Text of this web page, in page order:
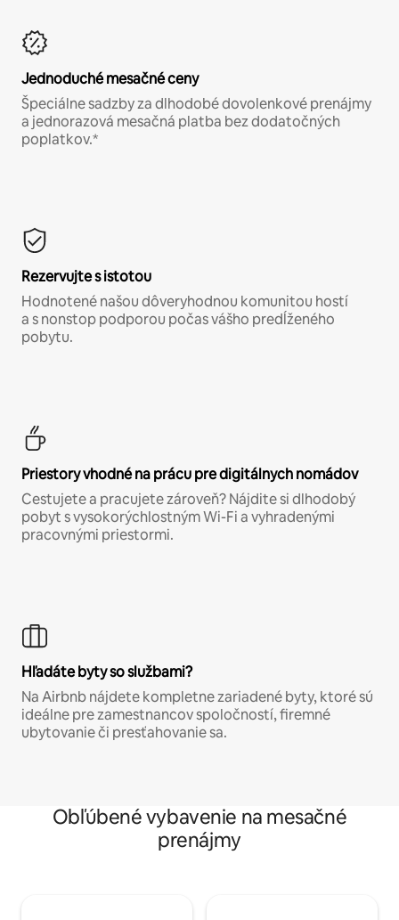
Jednoduché mesačné ceny
Špeciálne sadzby za dlhodobé dovolenkové prenájmy
a jednorazová mesačná platba bez dodatočných
poplatkov.*
Rezervujte s istotou
Hodnotené našou dôveryhodnou komunitou hostí
a s nonstop podporou počas vášho predĺženého
pobytu.
Priestory vhodné na prácu pre digitálnych nomádov
Cestujete a pracujete zároveň? Nájdite si dlhodobý
pobyt s vysokorýchlostným Wi-Fi a vyhradenými
pracovnými priestormi.
Hľadáte byty so službami?
Na Airbnb nájdete kompletne zariadené byty, ktoré sú
ideálne pre zamestnancov spoločností, firemné
ubytovanie či presťahovanie sa.
Obľúbené vybavenie na mesačné
prenájmy